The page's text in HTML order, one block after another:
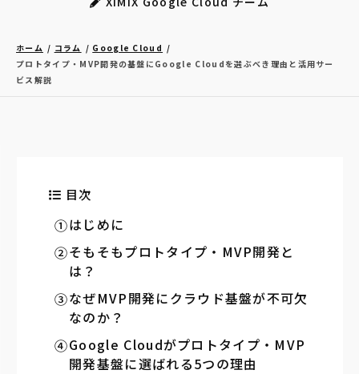
ホーム コラム
Google Cloud
プロトタイプ・MVP開発の基盤にGoogle Cloudを選ぶべき理由と活用サー
ビス解説
目次
はじめに
そもそもプロトタイプ・MVP開発と
は？
なぜMVP開発にクラウド基盤が不可欠
なのか？
Google Cloudがプロトタイプ・MVP
開発基盤に選ばれる5つの理由